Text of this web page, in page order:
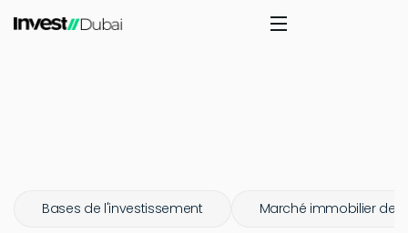
Bases de l'investissement Marché immobilier de